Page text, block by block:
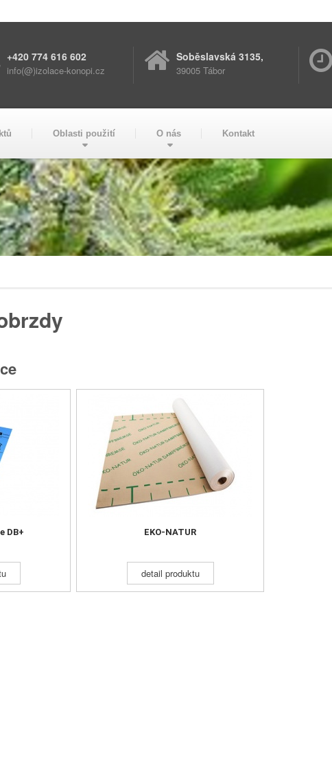
+420 774 616 602
info(@)izolace-konopi.cz
Soběslavská 3135,
39005 Tábor
Oblasti použití O nás Kontakt
DB+
DB+
určená do
EKO-NATUR
detail produktu